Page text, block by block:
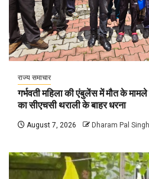
राज्य समाचार
गर्भवती महिला की एंबुलेंस में मौत के
का सीएचसी थराली के बाहर धरना
August 7, 2026 Dharam Pal